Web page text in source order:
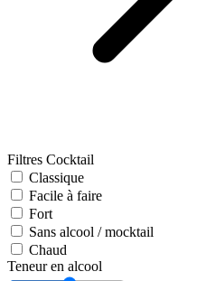
Filtres Cocktail
Classique
Facile à faire
Fort
Sans alcool / mocktail
Chaud
Teneur en alcool